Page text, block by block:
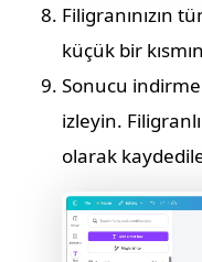
Filigranınızın
küçük bir
Sonucu
izleyin.
olarak